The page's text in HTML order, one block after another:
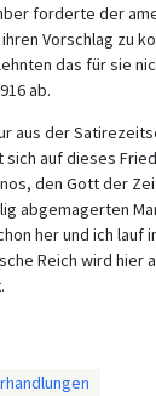
forderte der
Vorschlag zu
das für sie
ab.
aus der
sich auf dieses
den Gott der
abgemagerten
her und ich lauf
Reich wird hier